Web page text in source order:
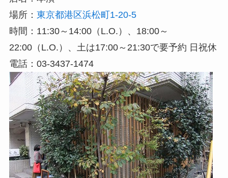
場所： 東京都港区浜松町1-20-5
時間：11:30～14:00（L.O.）、18:00～
22:00（L.O.）、土は17:00～21:30で要予約 日祝休
電話：03-3437-1474